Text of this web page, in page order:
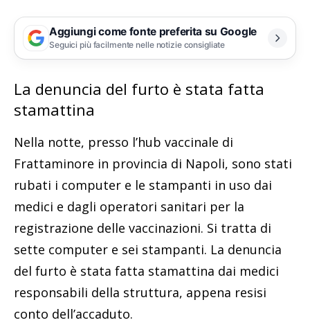
Aggiungi come fonte preferita su Google
Seguici più facilmente nelle notizie consigliate
La denuncia del furto è stata fatta
stamattina
Nella notte, presso l’hub vaccinale di
Frattaminore in provincia di Napoli, sono stati
rubati i computer e le stampanti in uso dai
medici e dagli operatori sanitari per la
registrazione delle vaccinazioni. Si tratta di
sette computer e sei stampanti. La denuncia
del furto è stata fatta stamattina dai medici
responsabili della struttura, appena resisi
conto dell’accaduto.